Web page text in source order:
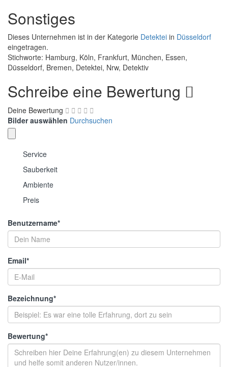
Sonstiges
Dieses Unternehmen ist in der Kategorie Detektei in Düsseldorf
eingetragen.
Stichworte: Hamburg, Köln, Frankfurt, München, Essen,
Düsseldorf, Bremen, Detektei, Nrw, Detektiv
Schreibe eine Bewertung
Deine Bewertung
Bilder auswählen Durchsuchen
Service
Sauberkeit
Ambiente
Preis
Benutzername*
Email*
Bezeichnung*
Bewertung*